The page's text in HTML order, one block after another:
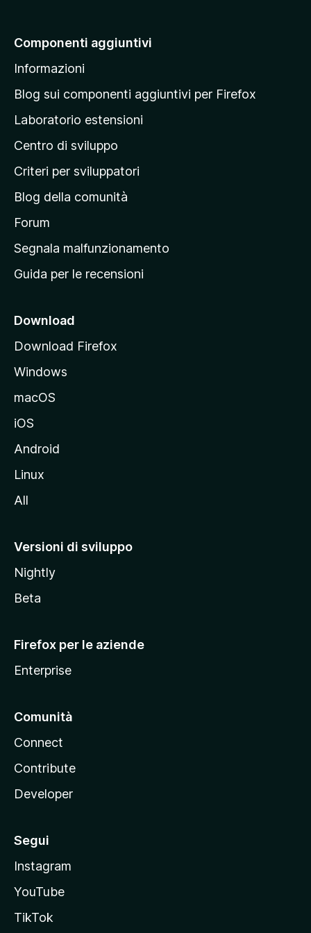
a
l
a
a
g
i
a
p
r
n
i
a
l
e
l
t
M
z
i
a
Componenti aggiuntivi
Informazioni
Blog sui componenti aggiuntivi per Firefox
Laboratorio estensioni
Centro di sviluppo
Criteri per sviluppatori
Blog della comunità
Forum
Segnala malfunzionamento
Guida per le recensioni
Download
Download Firefox
Windows
macOS
iOS
Android
Linux
All
Versioni di sviluppo
Nightly
Beta
Firefox per le aziende
Enterprise
Comunità
Connect
Contribute
Developer
Segui
Instagram
YouTube
TikTok